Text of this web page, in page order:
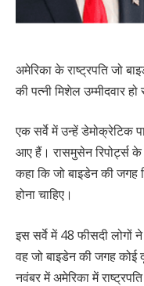
अमेरिका के राष्ट्रपति जो
की पत्नी मिशेल उम्मीदवार
एक सर्वे में उन्हें डेमोक्रेटिक
आए हैं। रासमुसेन रिपोर्ट्स
कहा कि जो बाइडेन की जगह
होना चाहिए।
इस सर्वे में 48 फीसदी लोगों
वह जो बाइडेन की जगह कोई
नवंबर में अमेरिका में